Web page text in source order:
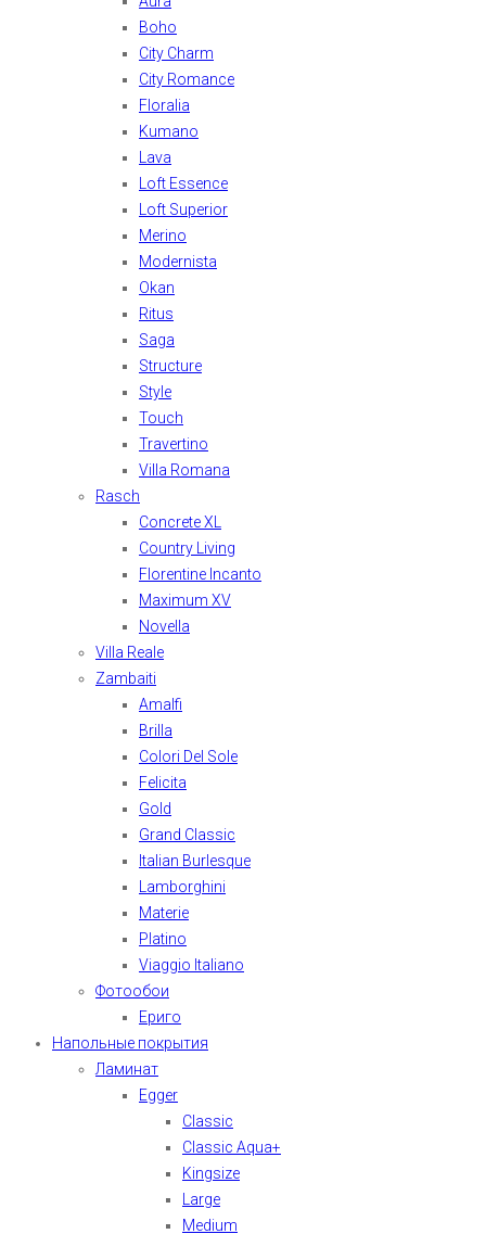
Boho
City Charm
City Romance
Floralia
Kumano
Lava
Loft Essence
Loft Superior
Merino
Modernista
Okan
Ritus
Saga
Structure
Style
Touch
Travertino
Villa Romana
Rasch
Concrete XL
Country Living
Florentine Incanto
Maximum XV
Novella
Villa Reale
Zambaiti
Amalfi
Brilla
Colori Del Sole
Felicita
Gold
Grand Classic
Italian Burlesque
Lamborghini
Materie
Platino
Viaggio Italiano
Фотообои
Ериго
Напольные покрытия
Ламинат
Egger
Classic
Classic Aqua+
Kingsize
Large
Medium